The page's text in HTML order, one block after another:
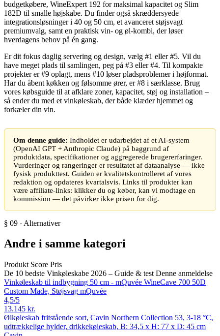
budgetkøbere, WineExpert 192 for maksimal kapacitet og Slim
182D til smalle højskabe. Du finder også skræddersyede
integrationsløsninger i 40 og 50 cm, et avanceret støjsvagt
premiumvalg, samt en praktisk vin- og øl-kombi, der løser
hverdagens behov på én gang.
Er dit fokus daglig servering og design, vælg #1 eller #5. Vil du
have meget plads til samlingen, peg på #3 eller #4. Til kompakte
projekter er #9 oplagt, mens #10 løser pladsproblemer i højformat.
Har du åbent køkken og følsomme ører, er #8 i særklasse. Brug
vores købsguide til at afklare zoner, kapacitet, støj og installation –
så ender du med et vinkøleskab, der både klæder hjemmet og
forkæler din vin.
Om denne guide: Indholdet er udarbejdet af et AI-system
(OpenAI GPT + Anthropic Claude) på baggrund af
produktdata, specifikationer og aggregerede brugererfaringer.
Vurderinger og rangeringer er resultatet af dataanalyse — ikke
fysisk produkttest. Guiden er kvalitetskontrolleret af vores
redaktion og opdateres kvartalsvis. Links til produkter kan
være affiliate-links: klikker du og køber, kan vi modtage en
kommission — det påvirker ikke prisen for dig.
§ 09 · Alternativer
Andre i samme kategori
Produkt Score Pris
De 10 bedste Vinkøleskabe 2026 – Guide & test Denne anmeldelse
Vinkøleskab til indbygning 50 cm - mQuvée WineCave 700 50D
Custom Made, Støjsvag mQuvée
4,5/5
13.145 kr.
Ølkøleskab fritstående sort, Cavin Northern Collection 53, 3-18 °C,
udtrækkelige hylder, drikkekøleskab, B: 34,5 x H: 77 x D: 45 cm